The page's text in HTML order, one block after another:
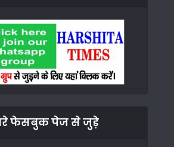
फेसबुक पेज से जुड़े